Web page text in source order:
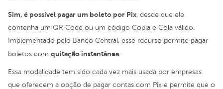
Sim, é possível pagar um boleto por Pix, desde que ele
contenha um QR Code ou um código Copia e Cola válido.
Implementado pelo Banco Central, esse recurso permite pagar
boletos com quitação instantânea.
Essa modalidade tem sido cada vez mais usada por empresas
que oferecem a opção de pagar contas com Pix e permite que o